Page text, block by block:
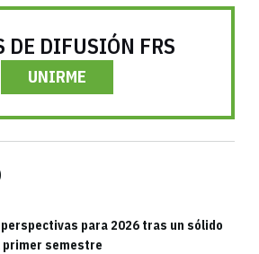
DE DIFUSIÓN FRS
UNIRME
para 2026 tras un sólido
primer semestre